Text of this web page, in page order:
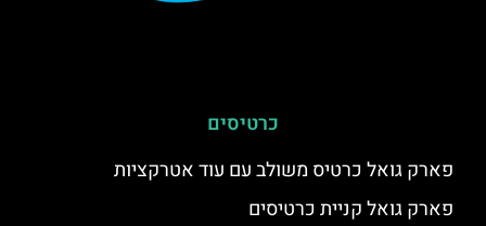
כרטיסים
פארק גואל כרטיס משולב עם עוד אטרקציות
פארק גואל קניית כרטיסים